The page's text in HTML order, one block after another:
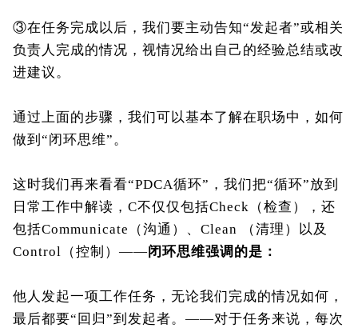
③在任务完成以后，我们要主动告知“发起者”或相关
负责人完成的情况，视情况给出自己的经验总结或改
进建议。
通过上面的步骤，我们可以基本了解在职场中，如何
做到“闭环思维”。
这时我们再来看看“PDCA循环”，我们把“循环”放到
日常工作中解读，C不仅仅包括Check（检查），还
包括Communicate（沟通）、Clean （清理）以及
Control（控制）——闭环思维强调的是：
他人发起一项工作任务，无论我们完成的情况如何，
最后都要“回归”到发起者。——对于任务来说，每次